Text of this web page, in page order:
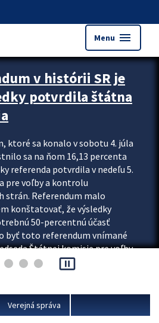
Menu menu
v histórii SR je
potvrdila štátna
ktoré sa konalo v sobotu 4. júla
sa na ňom 16,13 percenta
referenda potvrdila v nedeľu 5.
pre voľby a kontrolu
strán. Referendum malo
konštatovať, že výsledky
50-percentnú účasť
byť toto referendum vnímané
Štátnej komisie pre voľby
pause_presentation
Verejná správa